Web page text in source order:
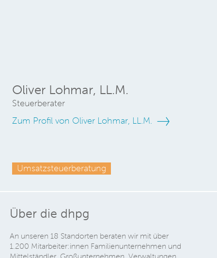
Oliver Lohmar, LL.M.
Steuerberater
Zum Profil von Oliver Lohmar, LL.M.
Umsatzsteuerberatung
Über die dhpg
An unseren 18 Standorten beraten wir mit über
1.200 Mitarbeiter:innen Familienunternehmen und
Mittelständler, Großunternehmen, Verwaltungen